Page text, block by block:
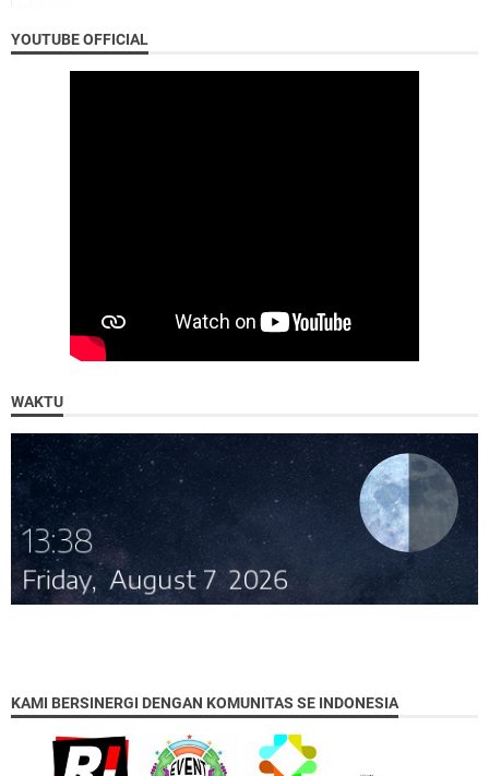
YOUTUBE OFFICIAL
WAKTU
KAMI BERSINERGI DENGAN KOMUNITAS SE INDONESIA